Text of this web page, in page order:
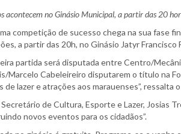
acontecem no Ginásio Municipal, a partir das 20
competição de sucesso chega na sua fase
a partir das 20h, no Ginásio Jatyr Francisco
partida será disputada entre Centro/
Marcelo Cabeleireiro disputarem o título na
de lazer e atrações aos marauenses”, ressalta
Secretário de Cultura, Esporte e Lazer, Josias
novos eventos para os cidadãos”.